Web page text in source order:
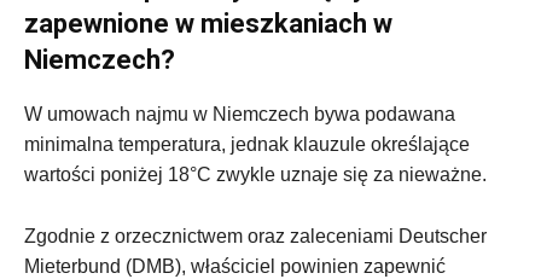
zapewnione w mieszkaniach w
Niemczech?
W umowach najmu w Niemczech bywa podawana
minimalna temperatura, jednak klauzule określające
wartości poniżej 18°C zwykle uznaje się za nieważne.
Zgodnie z orzecznictwem oraz zaleceniami Deutscher
Mieterbund (DMB), właściciel powinien zapewnić